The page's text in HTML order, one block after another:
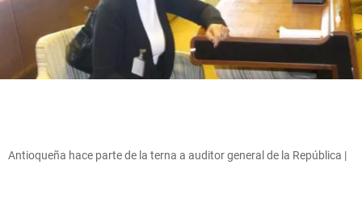
Antioqueña hace parte de la terna a auditor general de la República |